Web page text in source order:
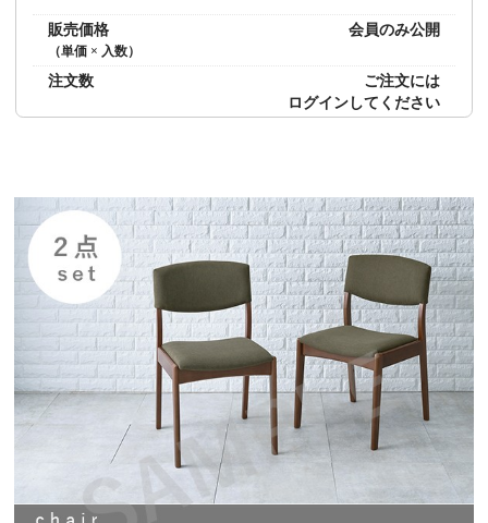
販売価格
（単価 × 入数）
会員のみ公開
注文数
ご注文には
ログインしてください